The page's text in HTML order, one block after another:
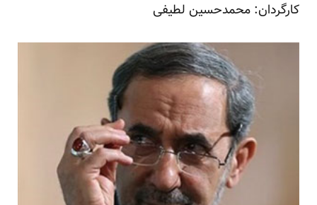
کارگردان: محمدحسین لطیفی